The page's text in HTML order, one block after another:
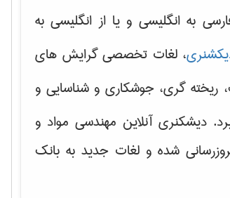
به انگلیسی و یا از انگلیسی به
، لغات تخصصی گرایش های
ریخته گری، جوشکاری و شناسایی و
دیشکنری آنلاین مهندسی مواد و
شده و لغات جدید به بانک